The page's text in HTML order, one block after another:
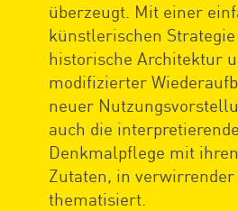
überzeugt. Mit einer
künstlerischen
historische Architektur
modifizierter
neuer
auch die
Denkmalpflege mit
Zutaten, in verwirrender
thematisiert.